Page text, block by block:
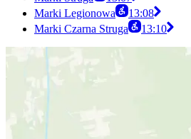
Marki Legionowa
13:08
Marki Czarna Struga
13:10